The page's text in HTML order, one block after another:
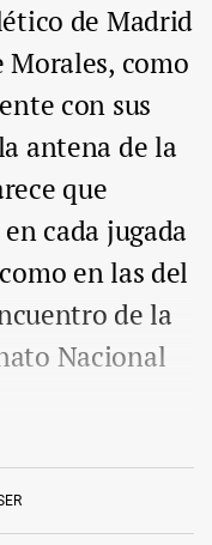
de Madrid
Morales, como
con sus
antena de la
que
cada jugada
en las del
de la
Nacional